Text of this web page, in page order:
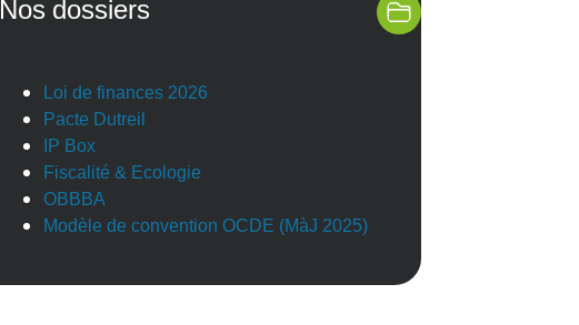
Nos dossiers
Loi de finances 2026
Pacte Dutreil
IP Box
Fiscalité & Ecologie
OBBBA
Modèle de convention OCDE (MàJ 2025)